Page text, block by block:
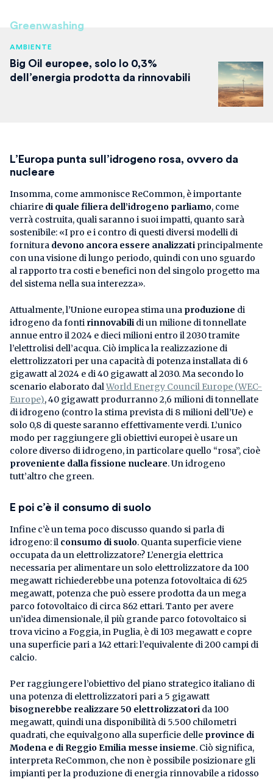
Greenwashing
AMBIENTE
Big Oil europee, solo lo 0,3%
dell’energia prodotta da rinnovabili
L’Europa punta sull’idrogeno rosa, ovvero da
nucleare
Insomma, come ammonisce ReCommon, è importante
chiarire di quale filiera dell’idrogeno parliamo, come
verrà costruita, quali saranno i suoi impatti, quanto sarà
sostenibile: «I pro e i contro di questi diversi modelli di
fornitura devono ancora essere analizzati principalmente
con una visione di lungo periodo, quindi con uno sguardo
al rapporto tra costi e benefici non del singolo progetto ma
del sistema nella sua interezza».
Attualmente, l’Unione europea stima una produzione di
idrogeno da fonti rinnovabili di un milione di tonnellate
annue entro il 2024 e dieci milioni entro il 2030 tramite
l’elettrolisi dell’acqua. Ciò implica la realizzazione di
elettrolizzatori per una capacità di potenza installata di 6
gigawatt al 2024 e di 40 gigawatt al 2030. Ma secondo lo
scenario elaborato dalWorld Energy Council Europe (WEC-
Europe), 40 gigawatt produrranno 2,6 milioni di tonnellate
di idrogeno (contro la stima prevista di 8 milioni dell’Ue) e
solo 0,8 di queste saranno effettivamente verdi. L’unico
modo per raggiungere gli obiettivi europei è usare un
colore diverso di idrogeno, in particolare quello “rosa”, cioè
proveniente dalla fissione nucleare. Un idrogeno
tutt’altro che green.
E poi c’è il consumo di suolo
Infine c’è un tema poco discusso quando si parla di
idrogeno: il consumo di suolo. Quanta superficie viene
occupata da un elettrolizzatore? L’energia elettrica
necessaria per alimentare un solo elettrolizzatore da 100
megawatt richiederebbe una potenza fotovoltaica di 625
megawatt, potenza che può essere prodotta da un mega
parco fotovoltaico di circa 862 ettari. Tanto per avere
un’idea dimensionale, il più grande parco fotovoltaico si
trova vicino a Foggia, in Puglia, è di 103 megawatt e copre
una superficie pari a 142 ettari: l’equivalente di 200 campi di
calcio.
Per raggiungere l’obiettivo del piano strategico italiano di
una potenza di elettrolizzatori pari a 5 gigawatt
bisognerebbe realizzare 50 elettrolizzatori da 100
megawatt, quindi una disponibilità di 5.500 chilometri
quadrati, che equivalgono alla superficie delle province di
Modena e di Reggio Emilia messe insieme. Ciò significa,
interpreta ReCommon, che non è possibile posizionare gli
impianti per la produzione di energia rinnovabile a ridosso